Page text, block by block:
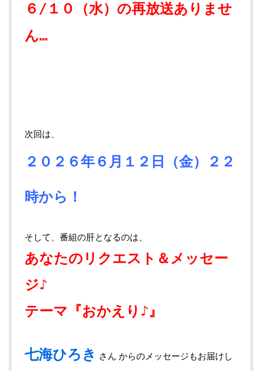
６/１０
（水）の再放送ありませ
ん…
次回は、
２０２６年６月１２ 日（金）２２
時から！
そして、番組の肝となるのは、
あなたのリクエスト＆メッセー
ジ♪
テーマ『おかえり♪』
七海ひろき さん からのメッセージもお届けし